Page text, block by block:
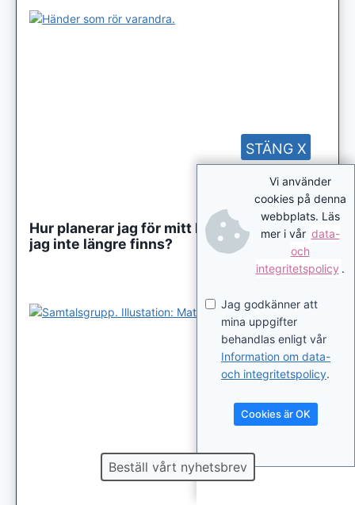
Hur planerar jag för mitt barns framtid, när
jag inte längre finns?
Beställ vårt nyhetsbrev
Vi använder
cookies på denna
webbplats. Läs
mer i vår data-
och
integritetspolicy .
Jag godkänner att
mina uppgifter
behandlas enligt vår
Information om data-
och integritetspolicy.
Cookies är OK
STÄNG X